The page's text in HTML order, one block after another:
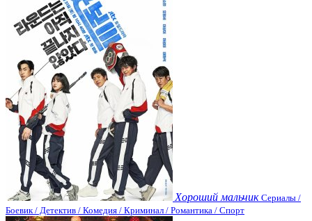
Хороший мальчик Сериалы /
Боевик / Детектив / Комедия / Криминал / Романтика / Спорт